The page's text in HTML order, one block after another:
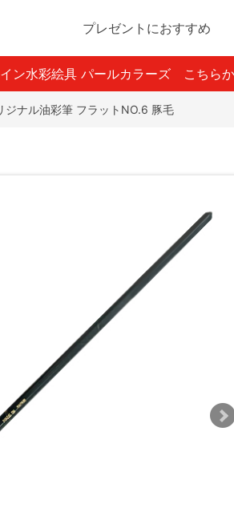
プレゼントにおすすめ
ン水彩絵具 パールカラーズ こちら
ジナル油彩筆 フラットNO.6 豚毛